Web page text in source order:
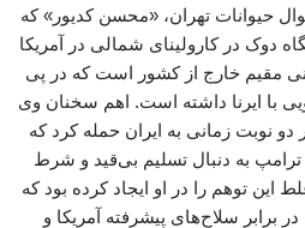
حیوانات تهران، «محسن کدیور» که
دوک در کارولینای شمالی در آمریکا
مقیم خارج از کشور است که در پی
با ایرنا داشته است. اهم سخنان وی
دو نوبت زمانی به ایران حمله کرد که
ترامپ به دنبال تسلیم بی‌قید و شرط
این توهم را در او ایجاد کرده بود که
برابر سلاح‌های پیشرفته آمریکا و